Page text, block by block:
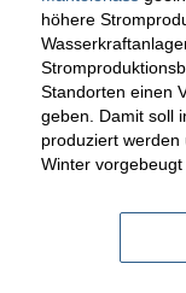
höhere
Standorten einen
geben. Damit soll
produziert
Winter vorgebeugt